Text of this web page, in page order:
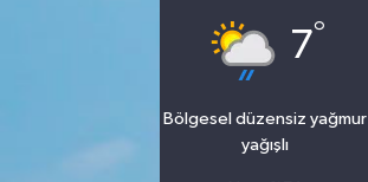
7°
Bölgesel düzensiz yağmur
yağışlı